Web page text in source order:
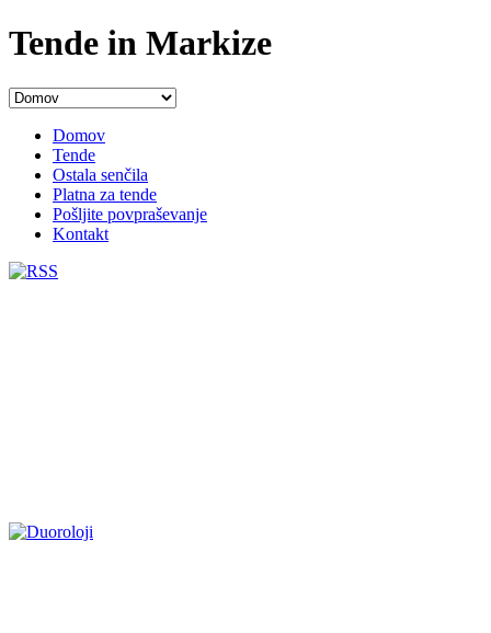
Tende in Markize
Domov
Tende
Ostala senčila
Platna za tende
Pošljite povpraševanje
Kontakt